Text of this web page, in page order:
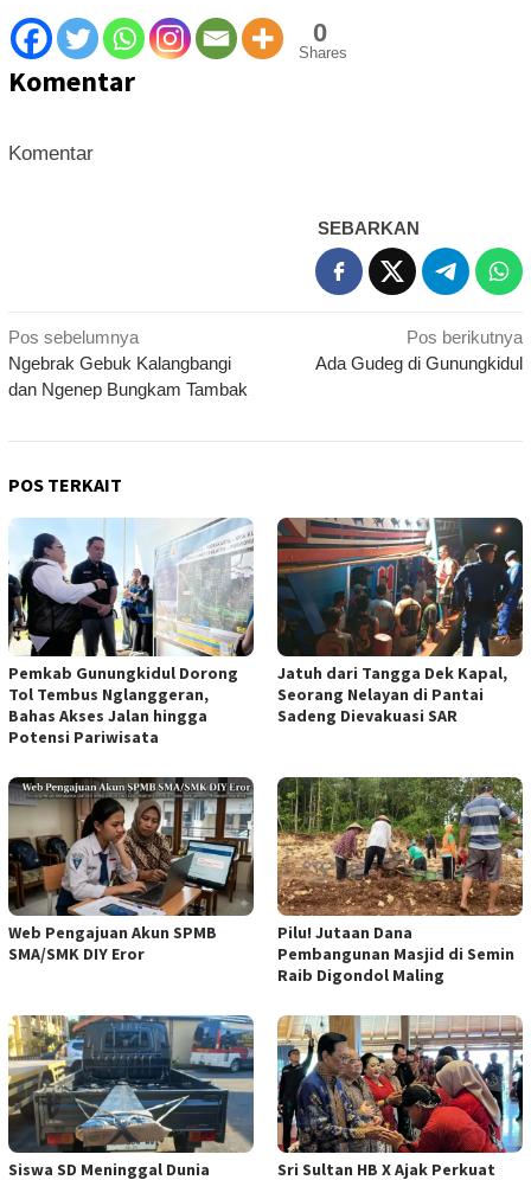
0
Shares
Komentar
Komentar
SEBARKAN
Navigasi
pos
Pos sebelumnya
Ngebrak Gebuk Kalangbangi
dan Ngenep Bungkam Tambak
Pos berikutnya
Ada Gudeg di Gunungkidul
POS TERKAIT
Pemkab Gunungkidul Dorong
Tol Tembus Nglanggeran,
Bahas Akses Jalan hingga
Potensi Pariwisata
Jatuh dari Tangga Dek Kapal,
Seorang Nelayan di Pantai
Sadeng Dievakuasi SAR
Web Pengajuan Akun SPMB
SMA/SMK DIY Eror
Pilu! Jutaan Dana
Pembangunan Masjid di Semin
Raib Digondol Maling
Siswa SD Meninggal Dunia Sri Sultan HB X Ajak Perkuat